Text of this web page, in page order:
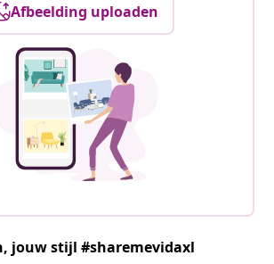
Afbeelding uploaden
jouw stijl #sharemevidaxl